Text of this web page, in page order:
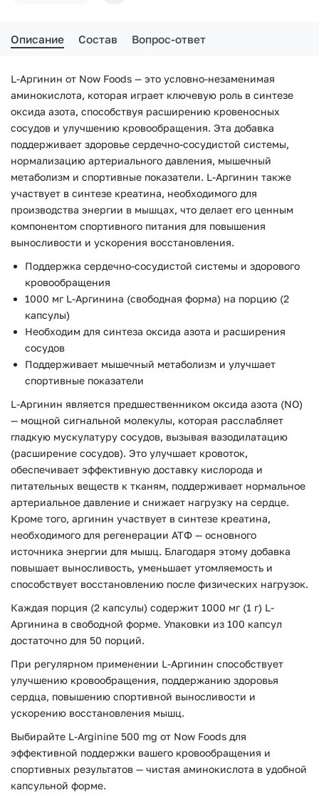
Описание Состав Вопрос-ответ
L-Аргинин от Now Foods — это условно-незаменимая
аминокислота, которая играет ключевую роль в синтезе
оксида азота, способствуя расширению кровеносных
сосудов и улучшению кровообращения. Эта добавка
поддерживает здоровье сердечно-сосудистой системы,
нормализацию артериального давления, мышечный
метаболизм и спортивные показатели. L-Аргинин также
участвует в синтезе креатина, необходимого для
производства энергии в мышцах, что делает его ценным
компонентом спортивного питания для повышения
выносливости и ускорения восстановления.
Поддержка сердечно-сосудистой системы и здорового
кровообращения
1000 мг L-Аргинина (свободная форма) на порцию (2
капсулы)
Необходим для синтеза оксида азота и расширения
сосудов
Поддерживает мышечный метаболизм и улучшает
спортивные показатели
L-Аргинин является предшественником оксида азота (NO)
— мощной сигнальной молекулы, которая расслабляет
гладкую мускулатуру сосудов, вызывая вазодилатацию
(расширение сосудов). Это улучшает кровоток,
обеспечивает эффективную доставку кислорода и
питательных веществ к тканям, поддерживает нормальное
артериальное давление и снижает нагрузку на сердце.
Кроме того, аргинин участвует в синтезе креатина,
необходимого для регенерации АТФ — основного
источника энергии для мышц. Благодаря этому добавка
повышает выносливость, уменьшает утомляемость и
способствует восстановлению после физических нагрузок.
Каждая порция (2 капсулы) содержит 1000 мг (1 г) L-
Аргинина в свободной форме. Упаковки из 100 капсул
достаточно для 50 порций.
При регулярном применении L-Аргинин способствует
улучшению кровообращения, поддержанию здоровья
сердца, повышению спортивной выносливости и
ускорению восстановления мышц.
Выбирайте L-Arginine 500 mg от Now Foods для
эффективной поддержки вашего кровообращения и
спортивных результатов — чистая аминокислота в удобной
капсульной форме.